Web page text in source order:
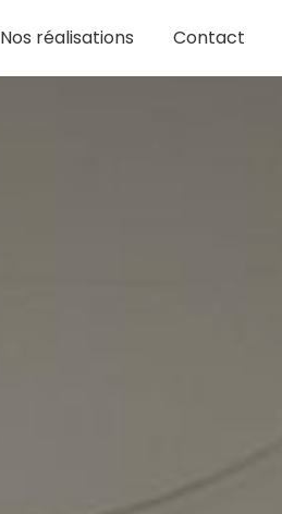
Nos réalisations Contact